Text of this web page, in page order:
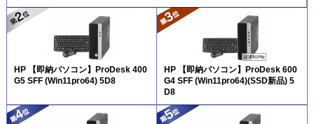
HP 【即納パソコン】ProDesk 400
G5 SFF (Win11pro64) 5D8
HP 【即納パソコン】ProDesk 600
G4 SFF (Win11pro64)(SSD新品) 5
D8